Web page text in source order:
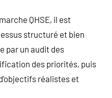
QHSE, il est
structuré et bien
par un audit des
des priorités, puis
réalistes et